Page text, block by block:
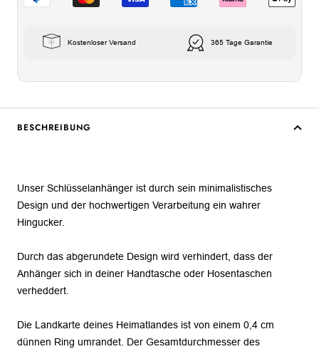
Kostenloser Versand 365 Tage Garantie
BESCHREIBUNG
Unser Schlüsselanhänger ist durch sein minimalistisches
Design und der hochwertigen Verarbeitung ein wahrer
Hingucker.
Durch das abgerundete Design wird verhindert, dass der
Anhänger sich in deiner Handtasche oder Hosentaschen
verheddert.
Die Landkarte deines Heimatlandes ist von einem 0,4 cm
dünnen Ring umrandet. Der Gesamtdurchmesser des